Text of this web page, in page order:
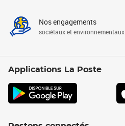
Nos engagements
sociétaux et environnementaux
Applications La Poste